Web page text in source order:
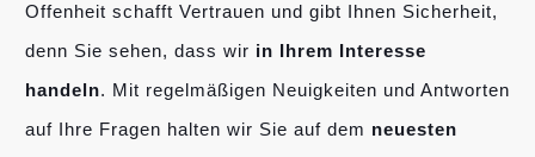
Offenheit schafft Vertrauen und gibt Ihnen Sicherheit,
denn Sie sehen, dass wir in Ihrem Interesse
handeln. Mit regelmäßigen Neuigkeiten und Antworten
auf Ihre Fragen halten wir Sie auf dem neuesten